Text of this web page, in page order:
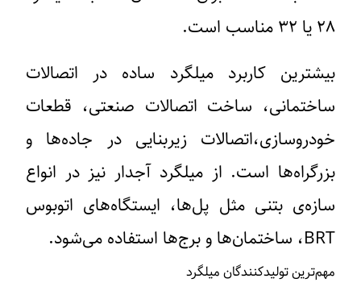
۲۸ یا ۳۲ مناسب است.
بیشترین کاربرد میلگرد ساده در اتصالات
ساختمانی، ساخت اتصالات صنعتی، قطعات
خودروسازی،اتصالات زیربنایی در جاده‌ها و
بزرگراه‌ها است. از میلگرد آجدار نیز در انواع
سازه‌ی بتنی مثل پل‌ها، ایستگاه‌های اتوبوس
BRT، ساختمان‌ها و برج‌ها استفاده می‌شود.
مهم‌ترین تولیدکنندگان میلگرد